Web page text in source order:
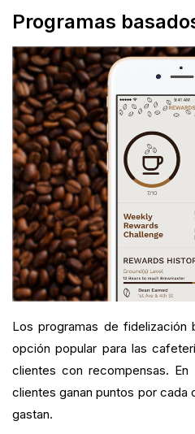
Programas
Los programas de fidelización
opción popular para las
clientes con recompensas.
clientes ganan puntos por cada
gastan.